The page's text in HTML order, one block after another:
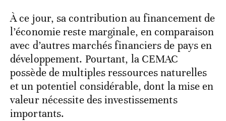
À ce jour, sa contribution au financement de
l’économie reste marginale, en comparaison
avec d’autres marchés financiers de pays en
développement. Pourtant, la CEMAC
possède de multiples ressources naturelles
et un potentiel considérable, dont la mise en
valeur nécessite des investissements
importants.